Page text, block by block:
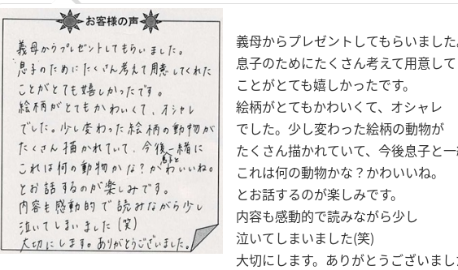
義母からプレゼントしてもらいました
息子のためにたくさん考えて用意し
ことがとても嬉しかったです。
絵柄がとてもかわいくて、オシャレ
でした。少し変わった絵柄の動物が
たくさん描かれていて、今後息子と
これは何の動物かな？かわいいね。
とお話するのが楽しみです。
内容も感動的で読みながら少し
泣いてしまいました(笑)
大切にします。ありがとうございまし